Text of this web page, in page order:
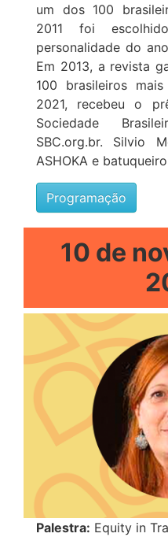
um dos 100
2011 foi
personalidade do
Em 2013, a revista
100 brasileiros
2021, recebeu o
Sociedade
SBC.org.br. Silvio
ASHOKA e
Programação
10 de
Palestra: Equity in